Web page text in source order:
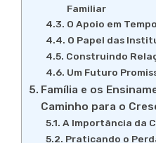
Familiar
O Apoio em
O Papel das
Construindo
Um Futuro
Família e os
Caminho para o
A Importância da
Praticando o